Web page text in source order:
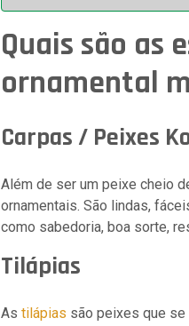
Quais são as
ornamental
Carpas / Peixes
Além de ser um peixe cheio
ornamentais. São lindas,
como sabedoria, boa sorte,
Tilápias
As tilápias são peixes que se